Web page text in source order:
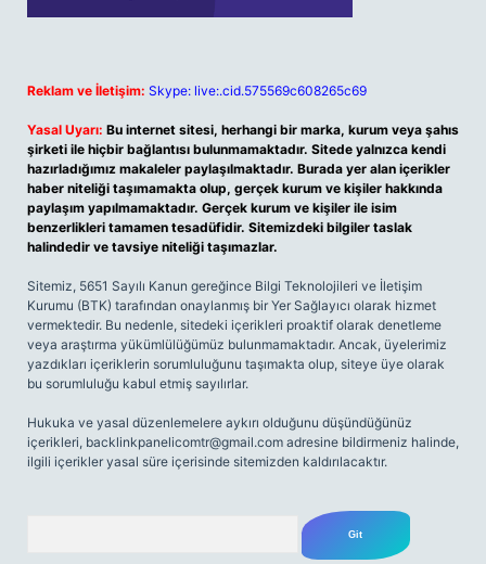
Reklam ve İletişim: Skype: live:.cid.575569c608265c69
Yasal Uyarı: Bu internet sitesi, herhangi bir marka, kurum veya şahıs
şirketi ile hiçbir bağlantısı bulunmamaktadır. Sitede yalnızca kendi
hazırladığımız makaleler paylaşılmaktadır. Burada yer alan içerikler
haber niteliği taşımamakta olup, gerçek kurum ve kişiler hakkında
paylaşım yapılmamaktadır. Gerçek kurum ve kişiler ile isim
benzerlikleri tamamen tesadüfidir. Sitemizdeki bilgiler taslak
halindedir ve tavsiye niteliği taşımazlar.
Sitemiz, 5651 Sayılı Kanun gereğince Bilgi Teknolojileri ve İletişim
Kurumu (BTK) tarafından onaylanmış bir Yer Sağlayıcı olarak hizmet
vermektedir. Bu nedenle, sitedeki içerikleri proaktif olarak denetleme
veya araştırma yükümlülüğümüz bulunmamaktadır. Ancak, üyelerimiz
yazdıkları içeriklerin sorumluluğunu taşımakta olup, siteye üye olarak
bu sorumluluğu kabul etmiş sayılırlar.
Hukuka ve yasal düzenlemelere aykırı olduğunu düşündüğünüz
içerikleri, backlinkpanelicomtr@gmail.com adresine bildirmeniz halinde,
ilgili içerikler yasal süre içerisinde sitemizden kaldırılacaktır.